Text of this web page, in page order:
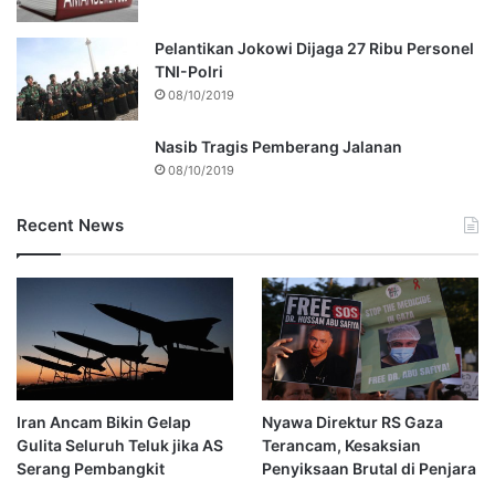
Pelantikan Jokowi Dijaga 27 Ribu Personel
TNI-Polri
08/10/2019
Nasib Tragis Pemberang Jalanan
08/10/2019
Recent News
Iran Ancam Bikin Gelap
Gulita Seluruh Teluk jika AS
Serang Pembangkit
Nyawa Direktur RS Gaza
Terancam, Kesaksian
Penyiksaan Brutal di Penjara